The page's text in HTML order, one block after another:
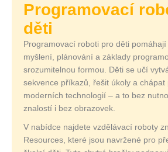
Programovací
děti
Programovací roboti pro děti
myšlení, plánování a základy
srozumitelnou formou. Děti se učí
sekvence příkazů, řešit úkoly a
moderních technologií – a to bez
znalostí i bez obrazovek.
V nabídce najdete vzdělávací roboty
Resources, které jsou navržené pro